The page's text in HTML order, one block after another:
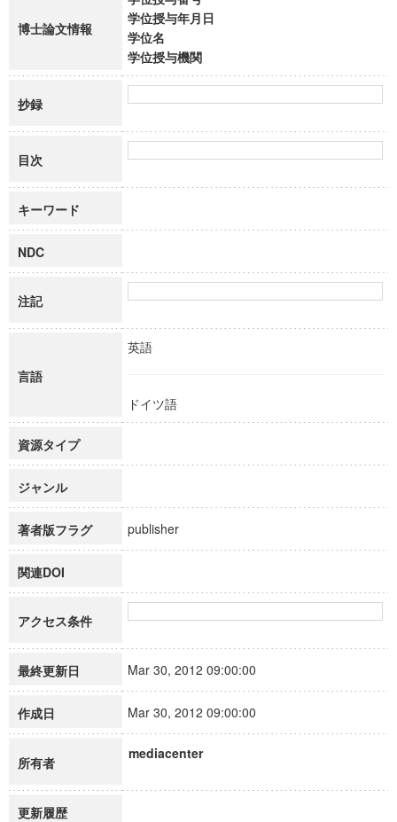
博士論文情報
学位授与年月日
学位名
学位授与機関
抄録
目次
キーワード
NDC
注記
言語
英語
ドイツ語
資源タイプ
ジャンル
著者版フラグ publisher
関連DOI
アクセス条件
最終更新日 Mar 30, 2012 09:00:00
作成日 Mar 30, 2012 09:00:00
所有者
mediacenter
更新履歴